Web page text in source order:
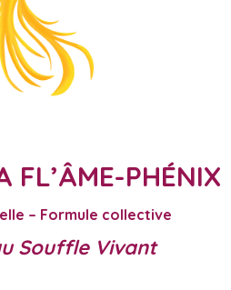
FL’ÂME-PHÉNIX
– Formule collective
Souffle Vivant